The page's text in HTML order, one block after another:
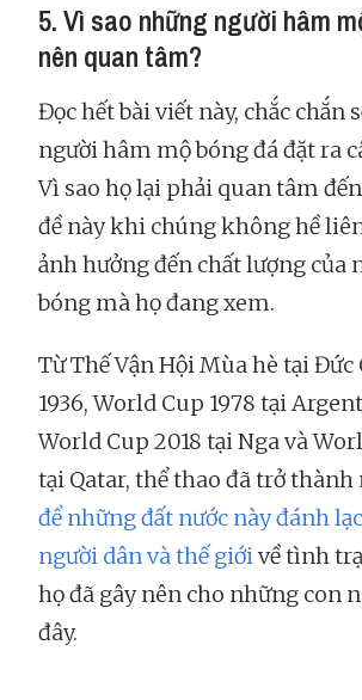
5. Vì sao những người hâm
nên quan tâm?
Đọc hết bài viết này, chắc chắn
người hâm mộ bóng đá đặt ra
Vì sao họ lại phải quan tâm
đề này khi chúng không hề
ảnh hưởng đến chất lượng của
bóng mà họ đang xem.
Từ Thế Vận Hội Mùa hè tại Đức
1936, World Cup 1978 tại
World Cup 2018 tại Nga và
tại Qatar, thể thao đã trở thành
để những đất nước này đánh
người dân và thế giớivề tình
họ đã gây nên cho những con
đây.